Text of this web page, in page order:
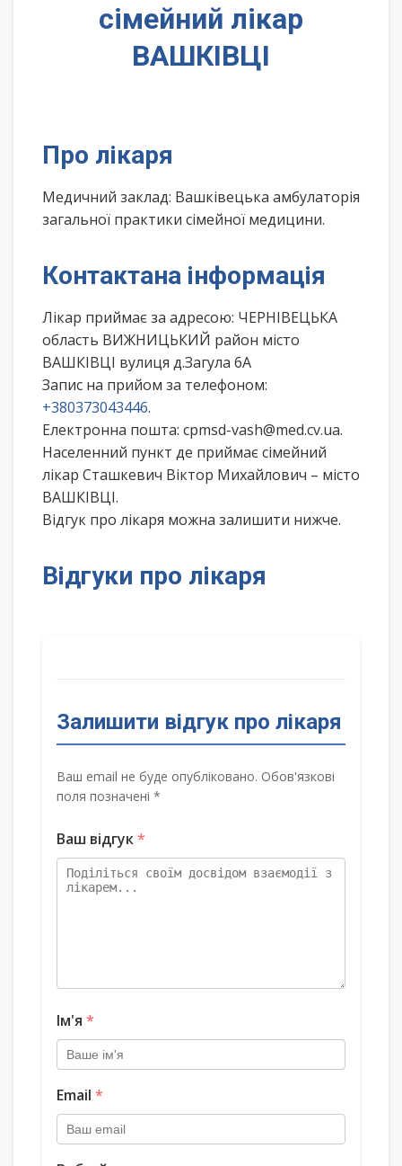
сімейний лікар
ВАШКІВЦІ
Про лікаря
Медичний заклад: Вашківецька амбулаторія
загальної практики сімейної медицини.
Контактана інформація
Лікар приймає за адресою: ЧЕРНІВЕЦЬКА
область ВИЖНИЦЬКИЙ район місто
ВАШКІВЦІ вулиця д.Загула 6А
Запис на прийом за телефоном:
+380373043446.
Електронна пошта: cpmsd-vash@med.cv.ua.
Населенний пункт де приймає сімейний
лікар Сташкевич Віктор Михайлович – місто
ВАШКІВЦІ.
Відгук про лікаря можна залишити нижче.
Відгуки про лікаря
Залишити відгук про лікаря
Ваш email не буде опубліковано. Обов'язкові
поля позначені *
Ваш відгук*
Ім'я *
Email *